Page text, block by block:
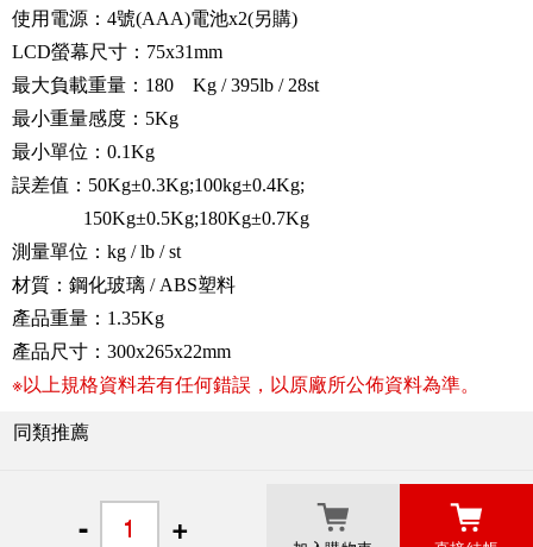
- +
使用電源：4號(AAA)電池x2(另購)
LCD螢幕尺寸：75x31mm
最大負載重量：180 Kg / 395lb / 28st
最小重量感度：5Kg
最小單位：0.1Kg
誤差值：50Kg±0.3Kg;100kg±0.4Kg;
150Kg±0.5Kg;180Kg±0.7Kg
測量單位：kg / lb / st
材質：鋼化玻璃 / ABS塑料
產品重量：1.35Kg
產品尺寸：300x265x22mm
※以上規格資料若有任何錯誤，以原廠所公佈資料為準。
同類推薦
關於良興